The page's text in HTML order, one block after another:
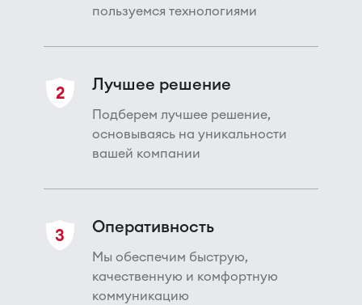
пользуемся технологиями
Лучшее решение
Подберем лучшее решение,
основываясь на уникальности
вашей компании
2
Оперативность
Мы обеспечим быструю,
качественную и комфортную
коммуникацию
3